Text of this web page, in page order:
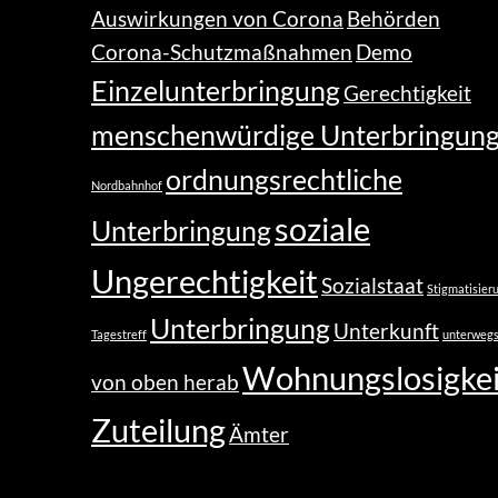
Auswirkungen von Corona Behörden
Corona-Schutzmaßnahmen Demo
EinzelunterbringungGerechtigkeit
menschenwürdige
Nordbahnhof ordnungsrechtliche
Unterbringungsoziale
UngerechtigkeitSozialstaat
Tagestreff UnterbringungUnterkunft unterwegs
von oben herab
ZuteilungÄmter